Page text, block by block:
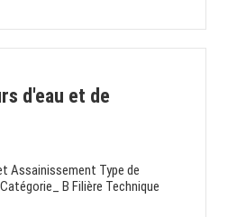
d'eau et de
Assainissement Type de
B Filière Technique